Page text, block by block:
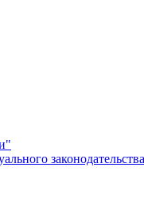
законодательства